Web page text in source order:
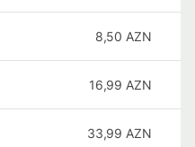
8,50 AZN
16,99 AZN
33,99 AZN